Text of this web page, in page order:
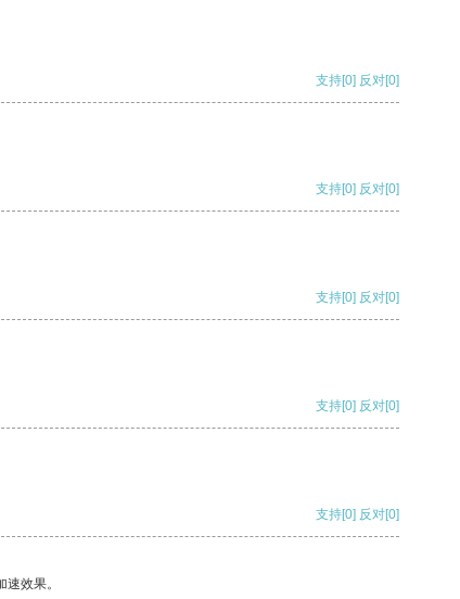
支持[0] 反对[0]
支持[0] 反对[0]
支持[0] 反对[0]
支持[0] 反对[0]
支持[0] 反对[0]
效果。